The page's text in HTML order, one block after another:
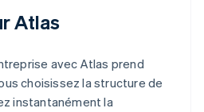
Atlas
avec Atlas prend
choisissez la structure de
instantanément la